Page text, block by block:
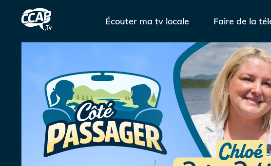
Écouter ma tv locale Faire de la